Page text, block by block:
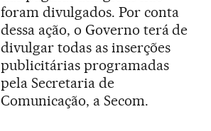
foram divulgados. Por conta
dessa ação, o Governo terá de
divulgar todas as inserções
publicitárias programadas
pela Secretaria de
Comunicação, a Secom.